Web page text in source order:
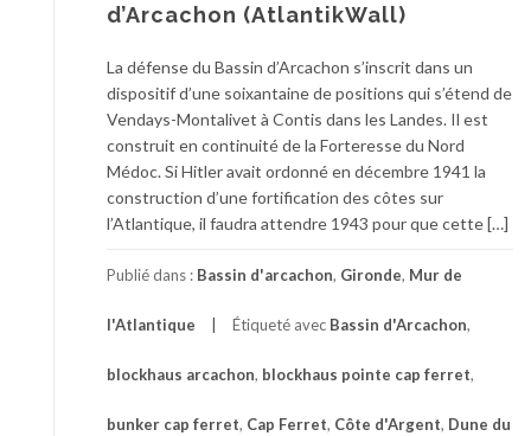
d’Arcachon (AtlantikWall)
La défense du Bassin d’Arcachon s’inscrit dans un
dispositif d’une soixantaine de positions qui s’étend de
Vendays-Montalivet à Contis dans les Landes. Il est
construit en continuité de la Forteresse du Nord
Médoc. Si Hitler avait ordonné en décembre 1941 la
construction d’une fortification des côtes sur
l’Atlantique, il faudra attendre 1943 pour que cette […]
Publié dans : Bassin d'arcachon, Gironde, Mur de
l'Atlantique Étiqueté avec Bassin d'Arcachon,
blockhaus arcachon, blockhaus pointe cap ferret,
bunker cap ferret, Cap Ferret, Côte d'Argent, Dune du